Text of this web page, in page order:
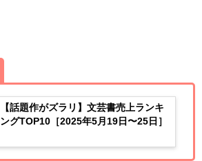
【話題作がズラリ】文芸書売上ランキ
ングTOP10［2025年5月19日〜25日］